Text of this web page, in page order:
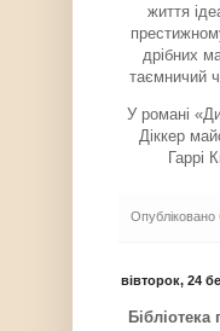
життя
дрібних
таємничий
У романі
Діккер
Гаррі
Опубліковано
вівторок, 24